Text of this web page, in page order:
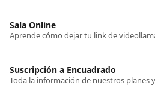
Sala Online
Suscripción a Encuadrado